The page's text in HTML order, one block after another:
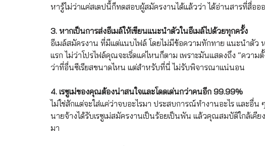
หารู้ไม่ว่าแค่สเตปนี้ก็ทดสอบผู้สมัครงานได้แล้วว่า ได้อ่านสารที่สื่ออ
3. หากเป็นการส่งอีเมล์ให้เขียนแนะนำตัวในอีเมล์ไปด้วยทุกครั้ง
อีเมล์สมัครงาน ที่มีแต่แนบไฟล์ โดยไม่มีข้อความทักทาย แนะนำตั
แรก ไม่ว่าโปรไฟล์คุณจะเริ่ดแค่ไหนก็ตาม เพราะมันแสดงถึง “ควา
ว่าที่อื่นซีเรียสขนาดไหน แต่สำหรับที่นี่ ไม่รับพิจารณาแน่นอน
4. เรซูเม่ของคุณต้องน่าสนใจและโดดเด่นกว่าคนอีก 99.99%
ไม่ใช่สักแต่จะใส่แค่ว่าจบอะไรมา ประสบการณ์ทำงานอะไร และอื่
นายจ้างได้รับเรซูเม่สมัครงานเป็นร้อยเป็นพัน แล้วคุณสมบัติใกล้เ
มา